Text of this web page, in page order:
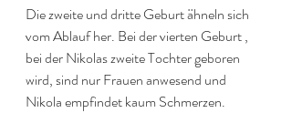
Die zweite und dritte Geburt ähneln sich
vom Ablauf her. Bei der vierten Geburt ,
bei der Nikolas zweite Tochter geboren
wird, sind nur Frauen anwesend und
Nikola empfindet kaum Schmerzen.